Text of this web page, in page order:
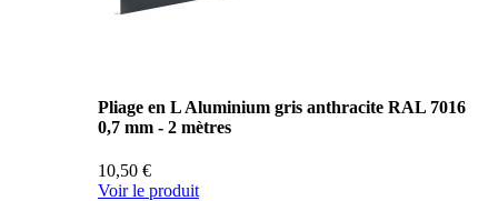
Pliage en L Aluminium gris anthracite RAL 7016
0,7 mm - 2 mètres
10,50 €
Voir le produit